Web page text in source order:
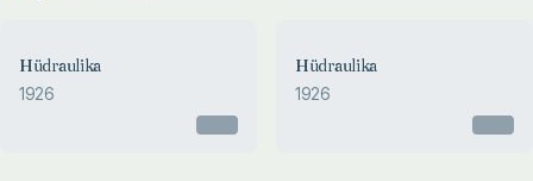
Hüdraulika
1926
Hüdraulika
1926